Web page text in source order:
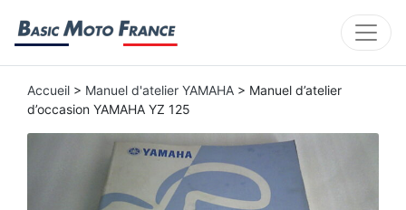
Accueil > Manuel d'atelier YAMAHA > Manuel d’atelier
d’occasion YAMAHA YZ 125